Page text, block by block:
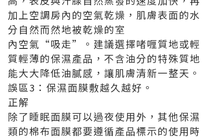
加上空調房內的空氣乾燥，肌膚表面的水
分自然而然地被乾燥的室
內空氣“吸走”。建議選擇啫喱質地或輕
質輕薄的保濕產品，不含油分的特殊質地
能大大降低油膩感，讓肌膚清新一整天。
誤區3：保濕面膜敷越久越好。
正解
除了睡眠面膜可以過夜使用外，其他保濕
類的棉布面膜都要遵循產品標示的使用時